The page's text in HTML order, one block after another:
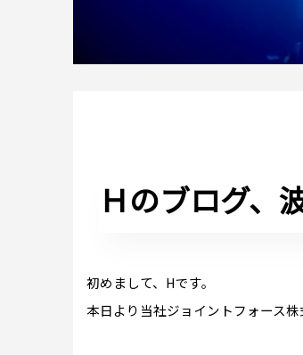
Ｈのブログ、
初めまして、Hです。
本日より当社ジョイントフォース株